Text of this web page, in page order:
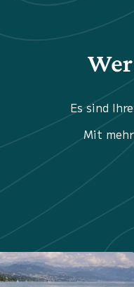
Es sind
Mit